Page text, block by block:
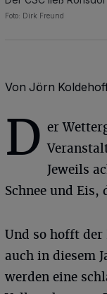
Foto: Dirk Freund
Von Jörn
D er
Jeweils
Schnee und
Und so hofft der
auch in diesem
werden eine